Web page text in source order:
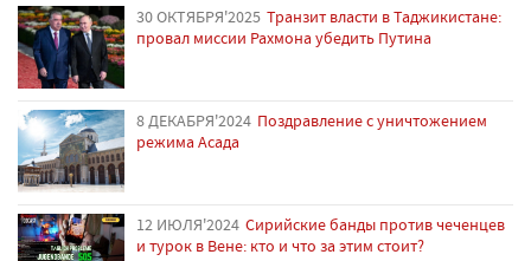
30 ОКТЯБРЯ'2025 Транзит власти в Таджикистане:
провал миссии Рахмона убедить Путина
8 ДЕКАБРЯ'2024 Поздравление с уничтожением
режима Асада
12 ИЮЛЯ'2024 Сирийские банды против чеченцев
и турок в Вене: кто и что за этим стоит?